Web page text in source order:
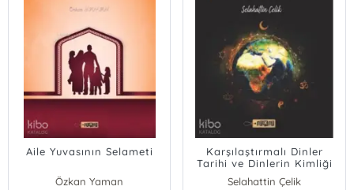
Aile Yuvasının Selameti
Özkan Yaman
Karşılaştırmalı Dinler
Tarihi ve Dinlerin Kimliği
Selahattin Çelik